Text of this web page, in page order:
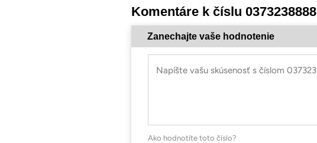
Komentáre k číslu 0373238888
Zanechajte vaše hodnotenie
Ako hodnotíte toto číslo?